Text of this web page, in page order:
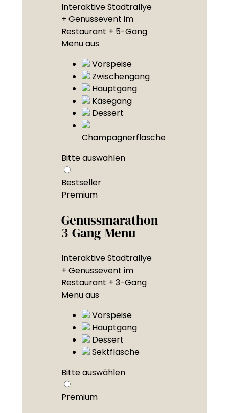
Interaktive Stadtrallye
+ Genussevent im
Restaurant + 5-Gang
Menu aus
Vorspeise
Zwischengang
Hauptgang
Käsegang
Dessert
Champagnerflasche
Bitte auswählen
Bestseller
Premium
Genussmarathon
3-Gang-Menu
Interaktive Stadtrallye
+ Genussevent im
Restaurant + 3-Gang
Menu aus
Vorspeise
Hauptgang
Dessert
Sektflasche
Bitte auswählen
Premium